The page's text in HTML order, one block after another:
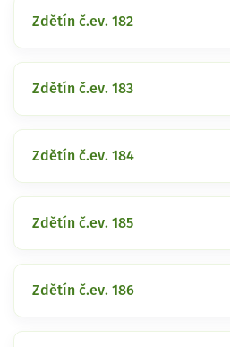
Zdětín č.ev. 182
Zdětín č.ev. 183
Zdětín č.ev. 184
Zdětín č.ev. 185
Zdětín č.ev. 186